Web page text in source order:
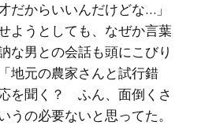
だからいいんだけどな…」
ようとしても、なぜか言葉
な男との会話も頭にこびり
地元の農家さんと試行錯
を聞く？ ふん、面倒くさ
うの必要ないと思ってた。